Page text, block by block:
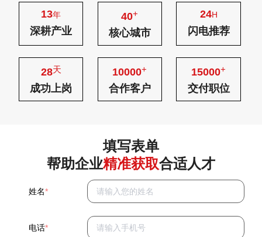
13年
深耕产业
40+
核心城市
24H
闪电推荐
28天
成功上岗
10000+
合作客户
15000+
交付职位
填写表单
帮助企业精准获取合适人才
姓名*
电话*